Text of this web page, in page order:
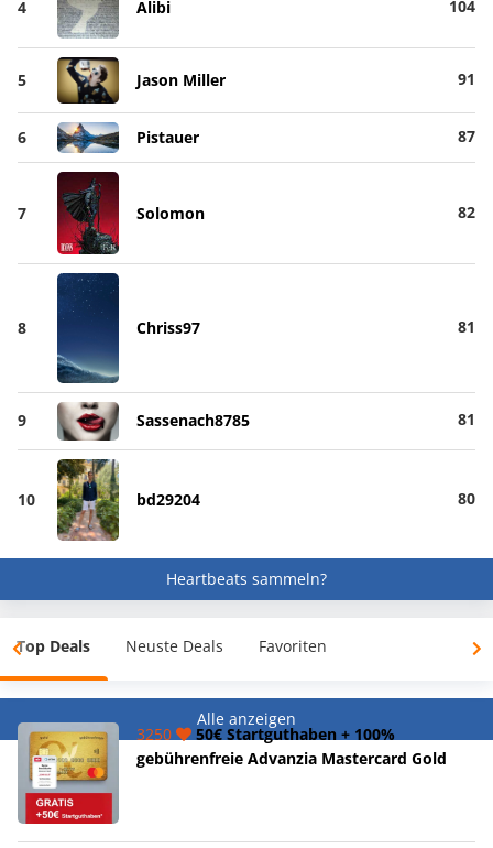
4 Alibi 104
5 Jason Miller 91
6 Pistauer 87
7 Solomon 82
8 Chriss97 81
9 Sassenach8785 81
10 bd29204 80
Heartbeats sammeln?
Top Deals Neuste Deals Favoriten
Alle anzeigen
3250
50€ Startguthaben + 100%
gebührenfreie Advanzia Mastercard Gold